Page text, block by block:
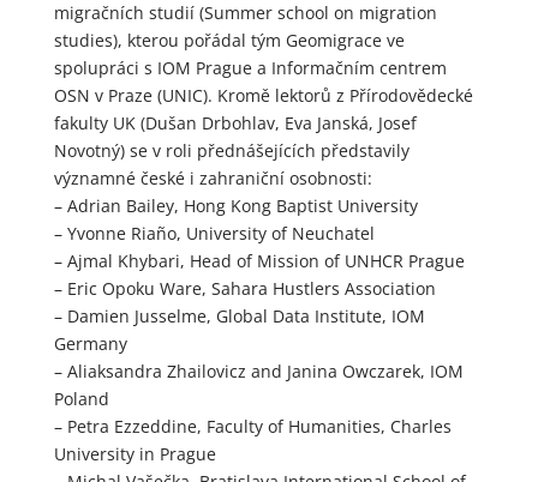
migračních studií (Summer school on migration
studies), kterou pořádal tým Geomigrace ve
spolupráci s IOM Prague a Informačním centrem
OSN v Praze (UNIC). Kromě lektorů z Přírodovědecké
fakulty UK (Dušan Drbohlav, Eva Janská, Josef
Novotný) se v roli přednášejících představily
významné české i zahraniční osobnosti:
– Adrian Bailey, Hong Kong Baptist University
– Yvonne Riaño, University of Neuchatel
– Ajmal Khybari, Head of Mission of UNHCR Prague
– Eric Opoku Ware, Sahara Hustlers Association
– Damien Jusselme, Global Data Institute, IOM
Germany
– Aliaksandra Zhailovicz and Janina Owczarek, IOM
Poland
– Petra Ezzeddine, Faculty of Humanities, Charles
University in Prague